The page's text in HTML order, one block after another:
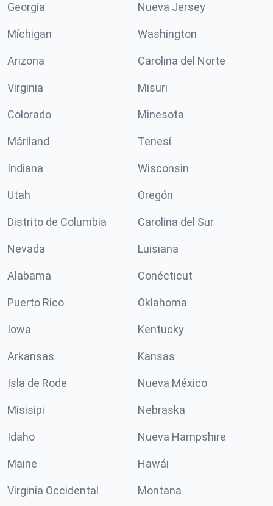
Georgia Nueva Jersey
Míchigan Washington
Arizona Carolina del Norte
Virginia Misuri
Colorado Minesota
Máriland Tenesí
Indiana Wisconsin
Utah Oregón
Distrito de Columbia Carolina del Sur
Nevada Luisiana
Alabama Conécticut
Puerto Rico Oklahoma
Iowa Kentucky
Arkansas Kansas
Isla de Rode Nueva México
Misisipi Nebraska
Idaho Nueva Hampshire
Maine Hawái
Virginia Occidental Montana